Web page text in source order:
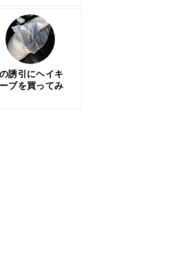
誘引にヘイキ
ブを買ってみ